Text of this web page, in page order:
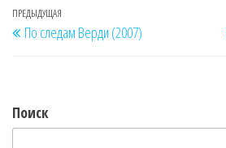
Навигация
по
Предыдущая
запись
ПРЕДЫДУЩАЯ
По следам Верди (2007)
Поиск